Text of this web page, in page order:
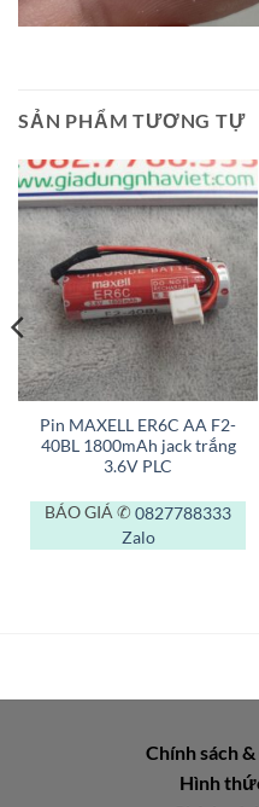
SẢN PHẨM TƯƠNG TỰ
Pin MAXELL ER6C AA F2-
40BL 1800mAh jack trắng
3.6V PLC
BÁO GIÁ ✆ 0827788333
Zalo
Chính sách
Hình